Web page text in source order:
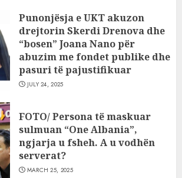
Punonjësja e UKT akuzon
drejtorin Skerdi Drenova dhe
“bosen” Joana Nano për
abuzim me fondet publike dhe
pasuri të pajustifikuar
JULY 24, 2025
FOTO/ Persona të maskuar
sulmuan “One Albania”,
ngjarja u fsheh. A u vodhën
serverat?
MARCH 25, 2025